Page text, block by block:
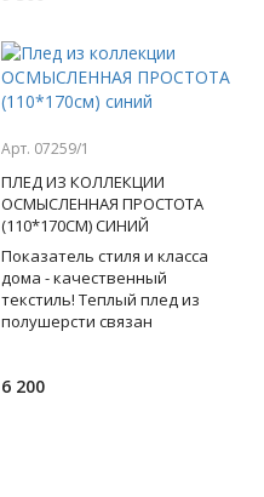
Арт. 07259/1
ПЛЕД ИЗ КОЛЛЕКЦИИ
ОСМЫСЛЕННАЯ ПРОСТОТА
(110*170СМ) СИНИЙ
Показатель стиля и класса
дома - качественный
текстиль! Теплый плед из
полушерсти связан
себе этнические, классич
6 200